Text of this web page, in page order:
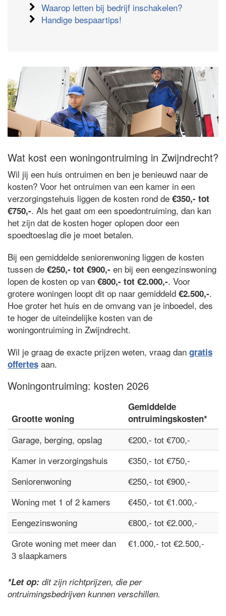
Waarop letten bij bedrijf inschakelen?
Handige bespaartips!
Wat kost een woningontruiming in Zwijndrecht?
Wil jij een huis ontruimen en ben je benieuwd naar de
kosten? Voor het ontruimen van een kamer in een
verzorgingstehuis liggen de kosten rond de €350,- tot
€750,-. Als het gaat om een spoedontruiming, dan kan
het zijn dat de kosten hoger oplopen door een
spoedtoeslag die je moet betalen.
Bij een gemiddelde seniorenwoning liggen de kosten
tussen de €250,- tot €900,- en bij een eengezinswoning
lopen de kosten op van €800,- tot €2.000,-. Voor
grotere woningen loopt dit op naar gemiddeld €2.500,-.
Hoe groter het huis en de omvang van je inboedel, des
te hoger de uiteindelijke kosten van de
woningontruiming in Zwijndrecht.
Wil je graag de exacte prijzen weten, vraag dan gratis
offertes aan.
Woningontruiming: kosten 2026
Grootte woning
Gemiddelde
ontruimingskosten*
Garage, berging, opslag
€200,- tot €700,-
Kamer in verzorgingshuis
€350,- tot €750,-
Seniorenwoning
€250,- tot €900,-
Woning met 1 of 2 kamers
€450,- tot €1.000,-
Eengezinswoning
€800,- tot €2.000,-
Grote woning met meer dan
3 slaapkamers
€1.000,- tot €2.500,-
*Let op: dit zijn richtprijzen, die per
ontruimingsbedrijven kunnen verschillen.